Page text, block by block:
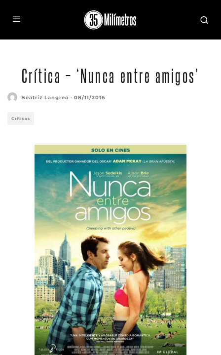
Crítica – ‘Nunca entre amigos’
Beatriz Langreo · 08/11/2016
Críticas